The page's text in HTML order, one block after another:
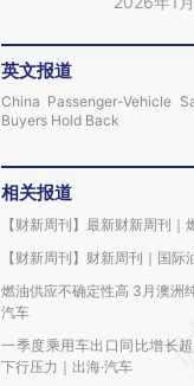
英文报道
China Passenger-Vehicle
Buyers Hold Back
相关报道
【财新周刊】最新财新周刊
【财新周刊】财新周刊｜国际
燃油供应不确定性高 3月澳洲
汽车
一季度乘用车出口同比增长
下行压力｜出海·汽车